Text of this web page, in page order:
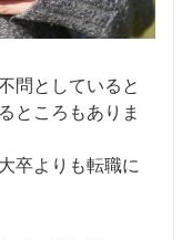
問としていると
ところもありま
卒よりも転職に